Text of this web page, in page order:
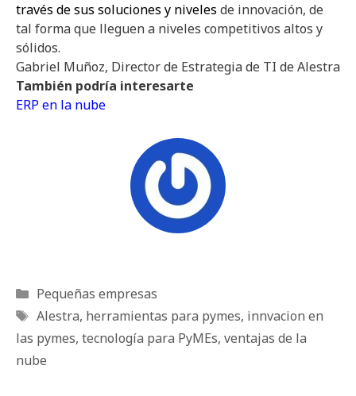
través de sus soluciones y niveles de innovación, de
tal forma que lleguen a niveles competitivos altos y
sólidos.
Gabriel Muñoz, Director de Estrategia de TI de Alestra
También podría interesarte
ERP en la nube
Categorías
Pequeñas empresas
Etiquetas
Alestra, herramientas para pymes, innvacion en
las pymes, tecnología para PyMEs, ventajas de la
nube